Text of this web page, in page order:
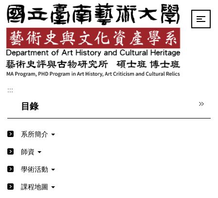
跳
到
主
要
內
容
區
:::
目錄
系所簡介
師資
學術活動
課程地圖